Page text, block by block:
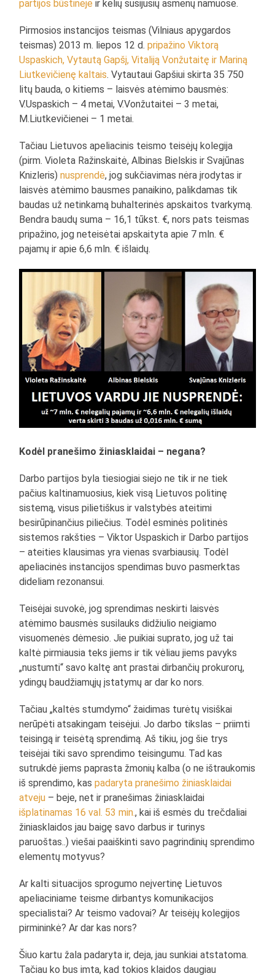
partijos būstinėje ir kelių susijusių asmenų namuose.
Pirmosios instancijos teismas (Vilniaus apygardos
teismas) 2013 m. liepos 12 d.pripažino Viktorą
Uspaskich, Vytautą Gapšį, Vitaliją Vonžutaitę ir Mariną
Liutkevičienę kaltais. Vytautaui Gapšiui skirta 35 750
litų bauda, o kitiems – laisvės atėmimo bausmės:
V.Uspaskich – 4 metai, V.Vonžutaitei – 3 metai,
M.Liutkevičienei – 1 metai.
Tačiau Lietuvos apeliacinis teismo teisėjų kolegija
(pirm. Violeta Ražinskaitė, Albinas Bielskis ir Svajūnas
Knizleris)nusprendė, jog sukčiavimas nėra įrodytas ir
laisvės atėmimo bausmes panaikino, palikdamas tik
baudas už netinkamą buhalterinės apskaitos tvarkymą.
Bendra baudų suma – 16,1 tūkst. €, nors pats teismas
pripažino, jog neteisėtai apskaityta apie 7 mln. €
pajamų ir apie 6,6 mln. € išlaidų.
Kodėl pranešimo žiniasklaidai – negana?
Darbo partijos byla tiesiogiai siejo ne tik ir ne tiek
pačius kaltinamuosius, kiek visą Lietuvos politinę
sistemą, visus pilietiškus ir valstybės ateitimi
besirūpinančius piliečius. Todėl esminės politinės
sistemos rakšties – Viktor Uspaskich ir Darbo partijos
– ateities klausimas yra vienas svarbiausių. Todėl
apeliacinės instancijos spendimas buvo pasmerktas
dideliam rezonansui.
Teisėjai suvokė, jog sprendimas neskirti laisvės
atėmimo bausmės susilauks didžiulio neigiamo
visuomenės dėmesio. Jie puikiai suprato, jog už tai
kaltė pirmiausia teks jiems ir tik vėliau jiems pavyks
„nustumti“ savo kaltę ant prastai dirbančių prokurorų,
ydingų baudžiamųjų įstatymų ar dar ko nors.
Tačiau „kaltės stumdymo“ žaidimas turėtų visiškai
nerūpėti atsakingam teisėjui. Jo darbo tikslas – priimti
teisingą ir teisėtą sprendimą. Aš tikiu, jog šie trys
teisėjai tiki savo sprendimo teisingumu. Tad kas
sutrukdė jiems paprasta žmonių kalba (o ne ištraukomis
iš sprendimo, kaspadaryta pranešimo žiniasklaidai
atveju – beje, net ir pranešimas žiniasklaidai
išplatinamas 16 val. 53 min., kai iš esmės du trečdaliai
žiniasklaidos jau baigę savo darbus ir turinys
paruoštas..) viešai paaiškinti savo pagrindinių sprendimo
elementų motyvus?
Ar kalti situacijos sprogumo neįvertinę Lietuvos
apeliaciniame teisme dirbantys komunikacijos
specialistai? Ar teismo vadovai? Ar teisėjų kolegijos
pirmininkė? Ar dar kas nors?
Šiuo kartu žala padaryta ir, deja, jau sunkiai atstatoma.
Tačiau ko bus imta, kad tokios klaidos daugiau